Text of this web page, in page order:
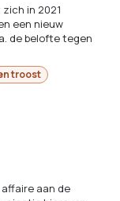
in 2021
een nieuw
de belofte tegen
troost
affaire aan de